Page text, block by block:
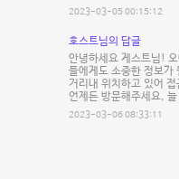
2023-03-05 00:15:12
호스트님의 답글
안녕하세요 게스트님!
들에게도 소중한 정보
거리내 위치하고 있어
언제든 방문해주세요,
2023-03-06 08:33:11